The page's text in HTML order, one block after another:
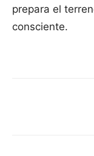
prepara el
consciente.